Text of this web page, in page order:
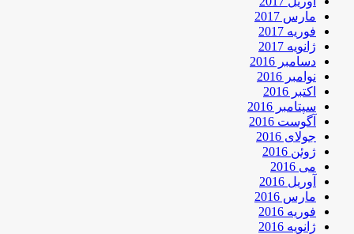
مارس 2017
فوریه 2017
ژانویه 2017
دسامبر 2016
نوامبر 2016
اکتبر 2016
سپتامبر 2016
آگوست 2016
جولای 2016
ژوئن 2016
می 2016
آوریل 2016
مارس 2016
فوریه 2016
ژانویه 2016